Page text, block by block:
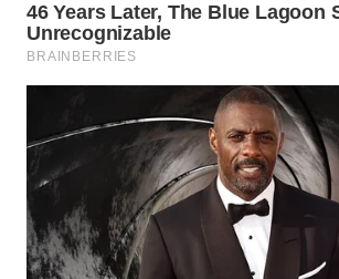
WN
LANGKAT
TAPANULI
WN
TANJUNG
LESUNG